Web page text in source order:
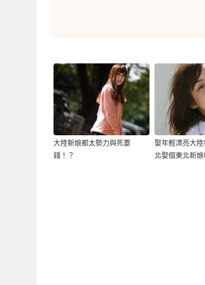
大陸新娘都太勢力與死要
錢！？
娶年輕漂亮大
北娶個東北新娘